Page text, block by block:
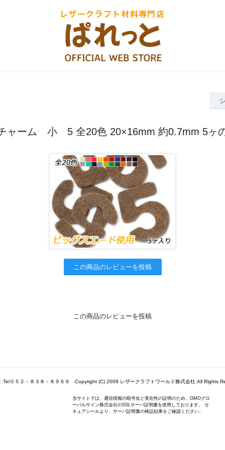
ャーム 小 5 全20色 20×16mm 約0.7mm 5ヶ
この商品のレビューを投稿
この商品のレビューを投稿
Tel０５２－８３８－８９６６ Copyright (C) 2009 レザークラフトワールド株式会社 All Rights
当サイトでは、通信情報の暗号化と実在性の証明のため、GMOグロ
ーバルサイン株式会社のSSLサーバ証明書を使用しております。 セ
キュアシールより、サーバ証明書の検証結果をご確認ください。